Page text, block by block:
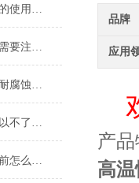
对于低温恒温搅拌反应器的使用你做的正确吗？看这里！
使用耐腐蚀真空隔膜泵时需要注意哪些要点？
怎样通过控制参数来提高耐腐蚀真空泵的工作效率？
使用制冷循环机前怎么可以不了解这些！
使用低温恒温搅拌反应器前怎么可以不了解这些！
品牌
应用
产
高